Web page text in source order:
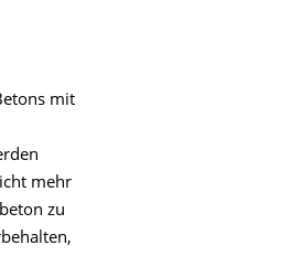
mit
mehr
zu